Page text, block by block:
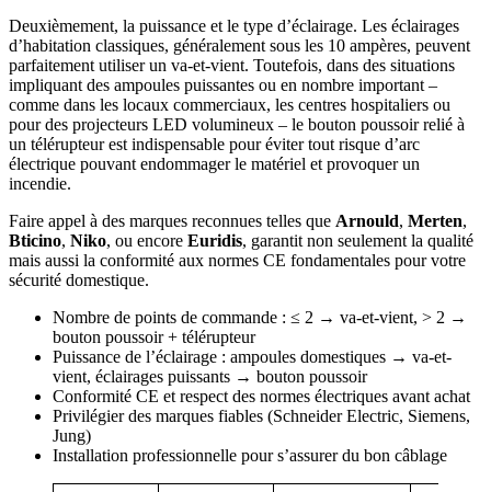
Deuxièmement, la puissance et le type d’éclairage. Les éclairages
d’habitation classiques, généralement sous les 10 ampères, peuvent
parfaitement utiliser un va-et-vient. Toutefois, dans des situations
impliquant des ampoules puissantes ou en nombre important –
comme dans les locaux commerciaux, les centres hospitaliers ou
pour des projecteurs LED volumineux – le bouton poussoir relié à
un télérupteur est indispensable pour éviter tout risque d’arc
électrique pouvant endommager le matériel et provoquer un
incendie.
Faire appel à des marques reconnues telles que Arnould, Merten,
Bticino, Niko, ou encore Euridis, garantit non seulement la qualité
mais aussi la conformité aux normes CE fondamentales pour votre
sécurité domestique.
Nombre de points de commande : ≤ 2 → va-et-vient, > 2 →
bouton poussoir + télérupteur
Puissance de l’éclairage : ampoules domestiques → va-et-
vient, éclairages puissants → bouton poussoir
Conformité CE et respect des normes électriques avant achat
Privilégier des marques fiables (Schneider Electric, Siemens,
Jung)
Installation professionnelle pour s’assurer du bon câblage